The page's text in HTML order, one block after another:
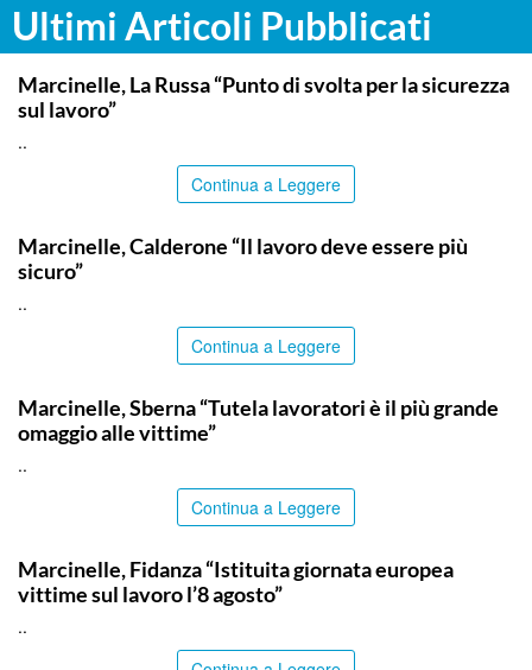
Ultimi Articoli Pubblicati
ITALPRESS
Marcinelle, La Russa “Punto di svolta per la sicurezza
sul lavoro”
..
Continua a Leggere
Marcinelle, Calderone “Il lavoro deve essere più
sicuro”
..
Continua a Leggere
Marcinelle, Sberna “Tutela lavoratori è il più grande
omaggio alle vittime”
..
Continua a Leggere
Marcinelle, Fidanza “Istituita giornata europea
vittime sul lavoro l’8 agosto”
..